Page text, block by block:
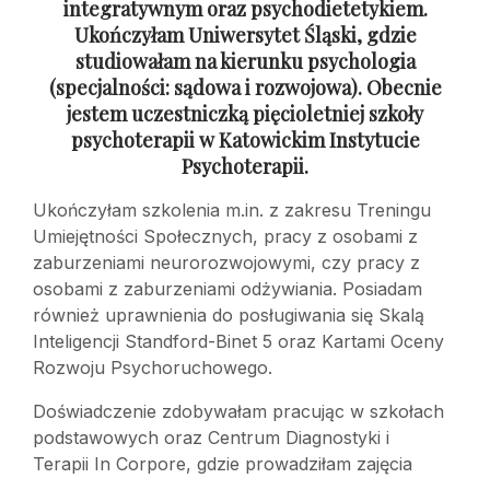
integratywnym oraz psychodietetykiem.
Ukończyłam Uniwersytet Śląski, gdzie
studiowałam na kierunku psychologia
(specjalności: sądowai rozwojowa). Obecnie
jestem uczestniczką pięcioletniej szkoły
psychoterapiiw Katowickim Instytucie
Psychoterapii.
Ukończyłam szkolenia m.in. z zakresu Treningu
Umiejętności Społecznych, pracy z osobami z
zaburzeniami neurorozwojowymi, czy pracy z
osobami z zaburzeniami odżywiania. Posiadam
również uprawnienia do posługiwania się Skalą
Inteligencji Standford-Binet 5 oraz Kartami Oceny
Rozwoju Psychoruchowego.
Doświadczenie zdobywałam pracując w szkołach
podstawowych oraz Centrum Diagnostyki i
Terapii In Corpore, gdzie prowadziłam zajęcia